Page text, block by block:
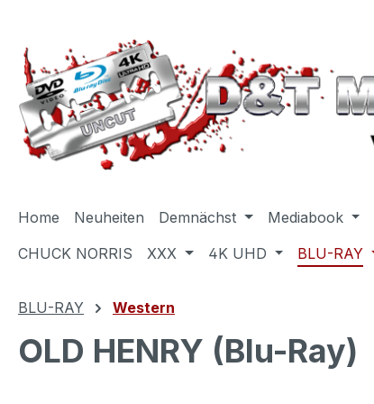
Home Neuheiten Demnächst Mediabook
CHUCK NORRIS
XXX 4K UHD BLU-RAY
BLU-RAY Western
OLD HENRY (Blu-Ray)